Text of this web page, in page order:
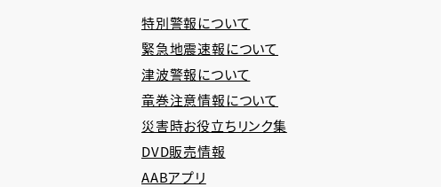
特別警報について
緊急地震速報について
津波警報について
竜巻注意情報について
災害時お役立ちリンク集
DVD販売情報
AABアプリ